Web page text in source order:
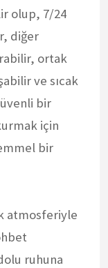
olup, 7/24
diğer
ortak
ve sıcak
bir
için
bir
atmosferiyle
ruhuna